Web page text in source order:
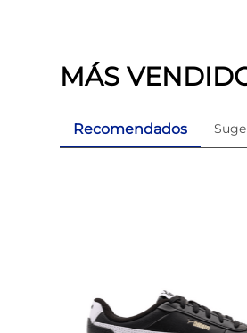
MÁS
Recomendados